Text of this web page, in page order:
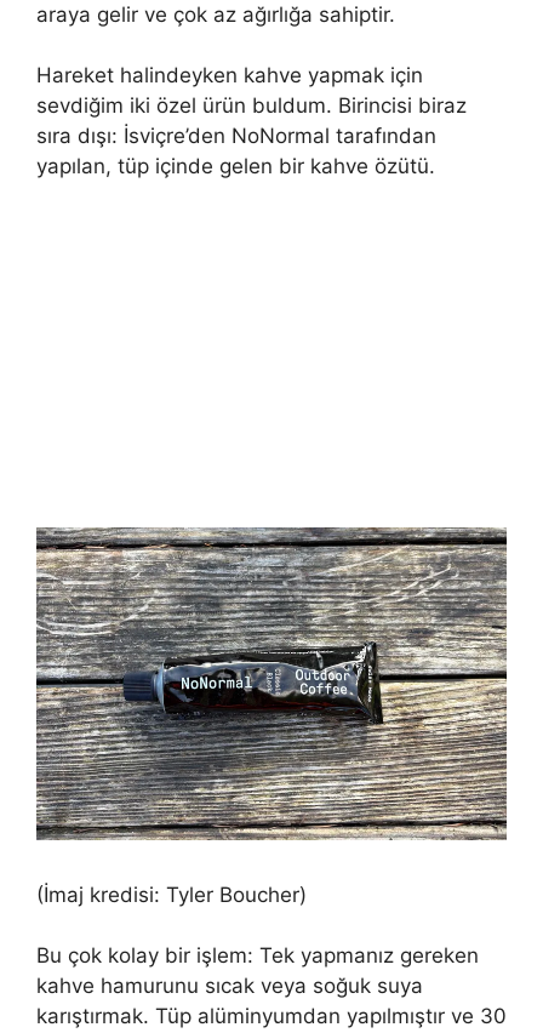
araya gelir ve çok az ağırlığa sahiptir.
Hareket halindeyken kahve yapmak için
sevdiğim iki özel ürün buldum. Birincisi biraz
sıra dışı: İsviçre’den NoNormal tarafından
yapılan, tüp içinde gelen bir kahve özütü.
(İmaj kredisi: Tyler Boucher)
Bu çok kolay bir işlem: Tek yapmanız gereken
kahve hamurunu sıcak veya soğuk suya
karıştırmak. Tüp alüminyumdan yapılmıştır ve 30